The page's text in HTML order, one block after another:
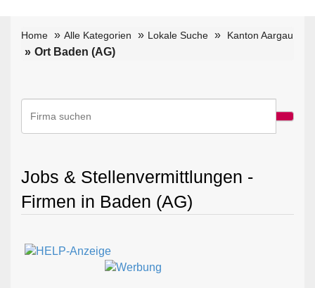
Home Alle Kategorien Lokale Suche Kanton Aargau
Ort Baden (AG)
Jobs & Stellenvermittlungen -
Firmen in Baden (AG)